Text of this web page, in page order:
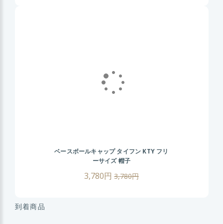
ベースボールキャップ タイフン KTY フリ
ーサイズ 帽子
3,780円 3,780円
到着商品